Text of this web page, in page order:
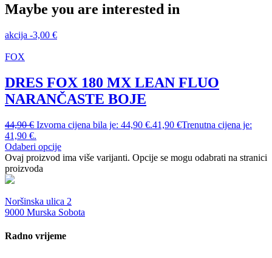
Maybe you are interested in
akcija -3,00 €
FOX
DRES FOX 180 MX LEAN FLUO
NARANČASTE BOJE
44,90€ Izvorna cijena bila je: 44,90 €.41,90 €Trenutna cijena je:
41,90 €.
Odaberi opcije
Ovaj proizvod ima više varijanti. Opcije se mogu odabrati na stranici
proizvoda
Noršinska ulica 2
9000 Murska Sobota
Radno vrijeme